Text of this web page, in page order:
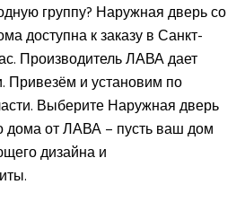
группу? Наружная дверь со
доступна к заказу в Санкт-
Производитель ЛАВА дает
Привезём и установим по
Выберите Наружная дверь
дома от ЛАВА – пусть ваш дом
дизайна и